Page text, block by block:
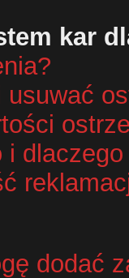
kar
dlaczego
dodać